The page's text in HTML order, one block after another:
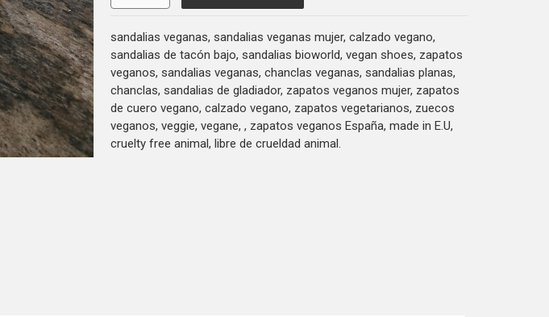
sandalias veganas, sandalias veganas mujer, calzado vegano,
sandalias de tacón bajo, sandalias bioworld, vegan shoes, zapatos
veganos, sandalias veganas, chanclas veganas, sandalias planas,
chanclas, sandalias de gladiador, zapatos veganos mujer, zapatos
de cuero vegano, calzado vegano, zapatos vegetarianos, zuecos
veganos, veggie, vegane, , zapatos veganos España, made in E.U,
cruelty free animal, libre de crueldad animal.